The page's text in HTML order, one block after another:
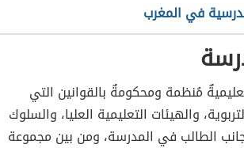
في المغرب
مُنظمة ومحكومةٌ بالقوانين التي
والهيئات التعليمية العليا، والسلوك
الطالب في المدرسة، ومن بين مجموعة